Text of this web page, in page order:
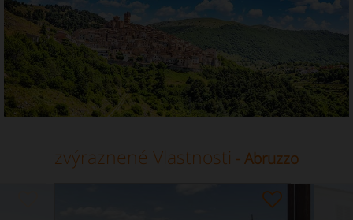
zvýraznené Vlastnosti - Abruzzo